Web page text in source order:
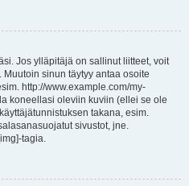
Jos ylläpitäjä on sallinut liitteet, voit
sinun täytyy antaa osoite
http://www.example.com/my-
koneellasi oleviin kuviin (ellei se ole
takana, esim.
sivustot, jne.
tagia.